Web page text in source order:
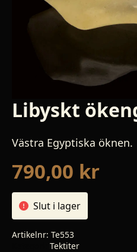
Libyskt
Västra Egyptiska öknen.
790,00 kr
Slut i lager
Artikelnr: Te553
Tektiter